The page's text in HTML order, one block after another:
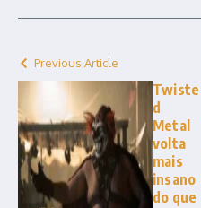
Previous Article
Twiste
d
Metal
volta
mais
insano
do que